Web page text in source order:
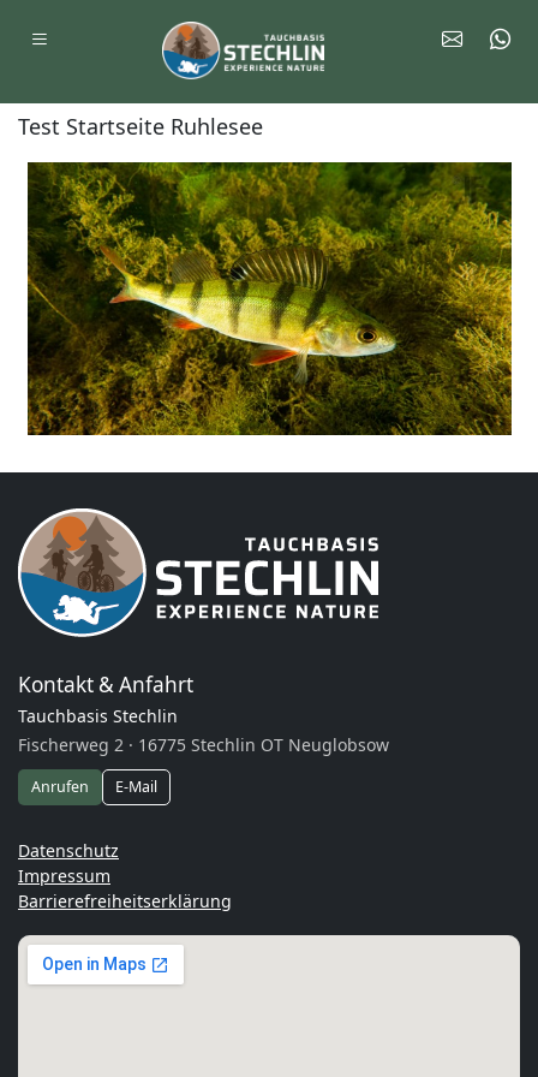
Test Startseite Ruhlesee
Kontakt & Anfahrt
Tauchbasis Stechlin
Fischerweg 2 · 16775 Stechlin OT Neuglobsow
Anrufen E-Mail
Datenschutz
Impressum
Barrierefreiheitserklärung